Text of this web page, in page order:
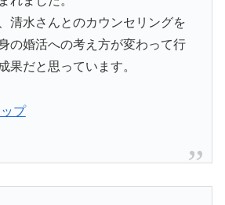
清水さんとのカウンセリングを
の婚活への考え方が変わって行
果だと思っています。
プ